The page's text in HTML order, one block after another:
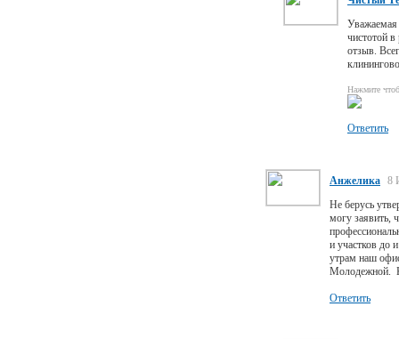
Уважаемая
чистотой
отзыв.
Нажмите
Ответить
Анжелика 8
Не берусь
могу заявить,
и участков до
утрам наш
Молодежной.
Ответить